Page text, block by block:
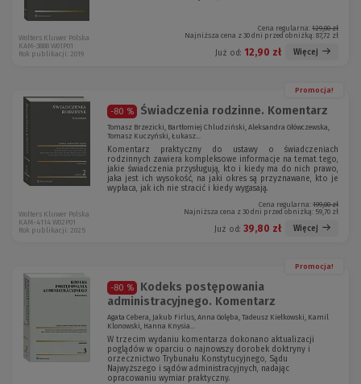
Cena regularna: 129,00 zł
Najniższa cena z 30 dni przed obniżką: 87,72 zł
Już od: 12,90 zł Więcej
Wolters Kluwer Polska
KAM-3888 W01P01
Rok publikacji: 2019
Promocja!
-80 % Świadczenia rodzinne. Komentarz
Tomasz Brzezicki, Bartłomiej Chludziński, Aleksandra Główczewska,
Tomasz Kuczyński, Łukasz...
Komentarz praktyczny do ustawy o świadczeniach
rodzinnych zawiera kompleksowe informacje na temat tego,
jakie świadczenia przysługują, kto i kiedy ma do nich prawo,
jaka jest ich wysokość, na jaki okres są przyznawane, kto je
wypłaca, jak ich nie stracić i kiedy wygasają.
Cena regularna: 199,00 zł
Najniższa cena z 30 dni przed obniżką: 59,70 zł
Już od: 39,80 zł Więcej
Wolters Kluwer Polska
KAM-4114 W02P01
Rok publikacji: 2025
Promocja!
-80 %
Kodeks postępowania
administracyjnego. Komentarz
Agata Cebera, Jakub Firlus, Anna Golęba, Tadeusz Kiełkowski, Kamil
Klonowski, Hanna Knysia...
W trzecim wydaniu komentarza dokonano aktualizacji
poglądów w oparciu o najnowszy dorobek doktryny i
orzecznictwo Trybunału Konstytucyjnego, Sądu
Najwyższego i sądów administracyjnych, nadając
opracowaniu wymiar praktyczny.